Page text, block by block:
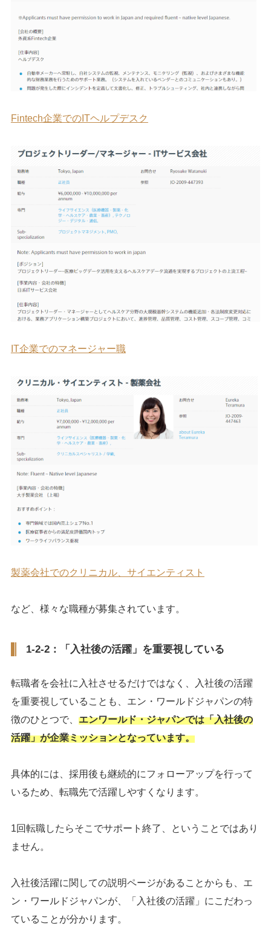
Fintech企業でのITヘルプデスク
IT企業でのマネージャー職
製薬会社でのクリニカル、サイエンティスト
など、様々な職種が募集されています。
1-2-2：「入社後の活躍」を重要視している
転職者を会社に入社させるだけではなく、入社後の活躍
を重要視していることも、エン・ワールドジャパンの特
徴のひとつで、 エンワールド・ジャパンでは「入社後の
活躍」が企業ミッションとなっています。
具体的には、採用後も継続的にフォローアップを行って
いるため、転職先で活躍しやすくなります。
1回転職したらそこでサポート終了、ということではあり
ません。
入社後活躍に関しての説明ページがあることからも、エ
ン・ワールドジャパンが、「入社後の活躍」にこだわっ
ていることが分かります。